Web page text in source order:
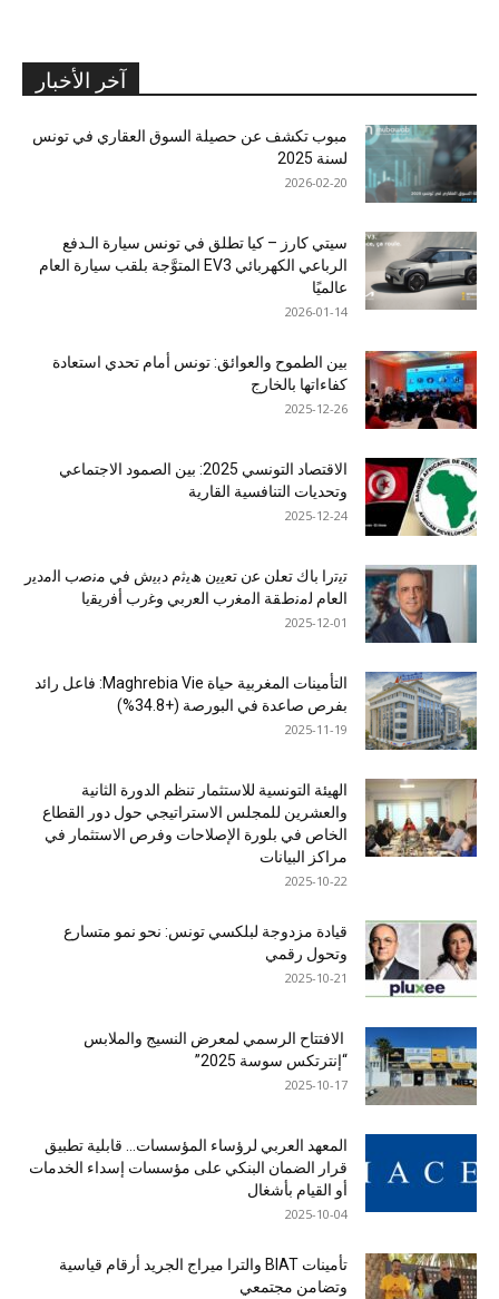
آخر الأخبار
مبوب تكشف عن حصيلة السوق العقاري في تونس
لسنة 2025
2026-02-20
سيتي كارز – كيا تطلق في تونس سيارة الـدفع
الرباعي الكهربائي EV3 المتوَّجة بلقب سيارة العام
عالميًا
2026-01-14
بين الطموح والعوائق: تونس أمام تحدي استعادة
كفاءاتها بالخارج
2025-12-26
الاقتصاد التونسي 2025: بين الصمود الاجتماعي
وتحديات التنافسية القارية
2025-12-24
ﺗﯾﺗرا ﺑﺎك ﺗﻌﻠن ﻋن ﺗﻌﯾﯾن ھﯾﺛم دﺑﯾش ﻓﻲ ﻣﻧﺻب اﻟﻣدﯾر
اﻟﻌﺎم ﻟﻣﻧطﻘﺔ اﻟﻣﻐرب اﻟﻌرﺑﻲ وﻏرب أﻓرﯾﻘﯾﺎ
2025-12-01
التأمينات المغربية حياة Maghrebia Vie: فاعل رائد
بفرص صاعدة في البورصة (+34.8%)
2025-11-19
الهيئة التونسية للاستثمار تنظم الدورة الثانية
والعشرين للمجلس الاستراتيجي حول دور القطاع
الخاص في بلورة الإصلاحات وفرص الاستثمار في
مراكز البيانات
2025-10-22
قيادة مزدوجة لبلكسي تونس: نحو نمو متسارع
وتحول رقمي
2025-10-21
الافتتاح الرسمي لمعرض النسيج والملابس
“إنترتكس سوسة 2025”
2025-10-17
المعهد العربي لرؤساء المؤسسات… قابلية تطبيق
قرار الضمان البنكي على مؤسسات إسداء الخدمات
أو القيام بأشغال
2025-10-04
تأمينات BIAT والترا ميراج الجريد أرقام قياسية
وتضامن مجتمعي